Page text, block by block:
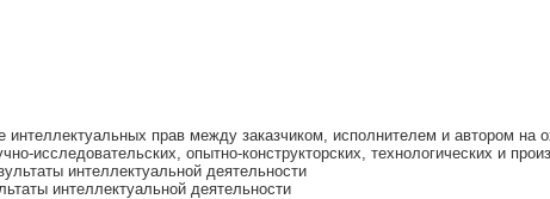
интеллектуальных прав между заказчиком, исполнителем и автором на
исследовательских, опытно-конструкторских, технологических и
интеллектуальной деятельности
интеллектуальной деятельности